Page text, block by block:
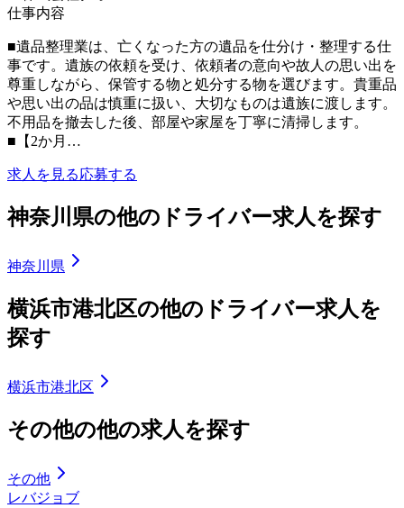
仕事内容
■遺品整理業は、亡くなった方の遺品を仕分け・整理する仕
事です。遺族の依頼を受け、依頼者の意向や故人の思い出を
尊重しながら、保管する物と処分する物を選びます。貴重品
や思い出の品は慎重に扱い、大切なものは遺族に渡します。
不用品を撤去した後、部屋や家屋を丁寧に清掃します。
■【2か月…
求人を見る応募する
神奈川県の他のドライバー求人を探す
神奈川県
横浜市港北区の他のドライバー求人を
探す
横浜市港北区
その他の他の求人を探す
その他
レバジョブ